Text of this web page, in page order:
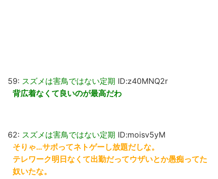
59: スズメは害鳥ではない定期 ID:z40MNQ2r
背広着なくて良いのが最高だわ
62: スズメは害鳥ではない定期 ID:moisv5yM
そりゃ…サボってネトゲーし放題だしな。
テレワーク明日なくて出勤だってウザいとか愚痴ってた
奴いたな。